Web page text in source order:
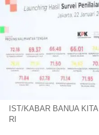
IST/KABAR BANUA
RI